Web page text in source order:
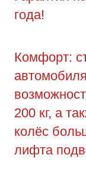
года!
Комфорт:
200 кг, а
колёс
лифта